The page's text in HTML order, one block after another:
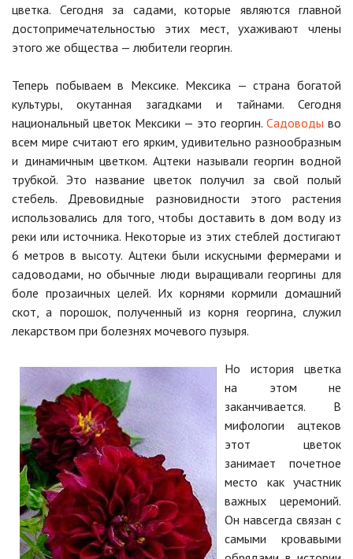
цветка. Сегодня за садами, которые являются главной
достопримечательностью этих мест, ухаживают члены
этого же общества — любители георгин.
Теперь побываем в Мексике. Мексика — страна богатой
культуры, окутанная загадками и тайнами. Сегодня
национальный цветок Мексики — это георгин. Садоводы во
всем мире считают его ярким, удивительно разнообразным
и динамичным цветком. Ацтеки называли георгин водной
трубкой. Это название цветок получил за свой полый
стебель. Древовидные разновидности этого растения
использовались для того, чтобы доставить в дом воду из
реки или источника. Некоторые из этих стеблей достигают
6 метров в высоту. Ацтеки были искусными фермерами и
садоводами, но обычные люди выращивали георгины для
боле прозаичных целей. Их корнями кормили домашний
скот, а порошок, полученный из корня георгина, служил
лекарством при болезнях мочевого пузыря.
Но история цветка
на этом не
заканчивается. В
мифологии ацтеков
этот цветок
занимает почетное
место как участник
важных церемоний.
Он навсегда связан с
самыми кровавыми